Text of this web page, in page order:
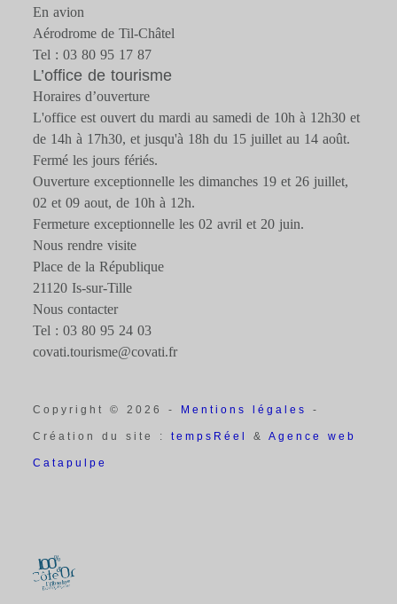
En avion
Aérodrome de Til-Châtel
Tel : 03 80 95 17 87
L’office de tourisme
Horaires d’ouverture
L'office est ouvert du mardi au samedi de 10h à 12h30 et
de 14h à 17h30, et jusqu'à 18h du 15 juillet au 14 août.
Fermé les jours fériés.
Ouverture exceptionnelle les dimanches 19 et 26 juillet,
02 et 09 aout, de 10h à 12h.
Fermeture exceptionnelle les 02 avril et 20 juin.
Nous rendre visite
Place de la République
21120 Is-sur-Tille
Nous contacter
Tel : 03 80 95 24 03
covati.tourisme@covati.fr
Copyright © 2026 - Mentions légales -
Création du site :tempsRéel&Agence web
Catapulpe